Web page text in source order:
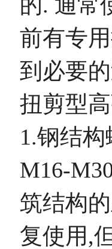
前有专
到必要
扭剪型
1.钢结
M16-
筑结构
复使用,